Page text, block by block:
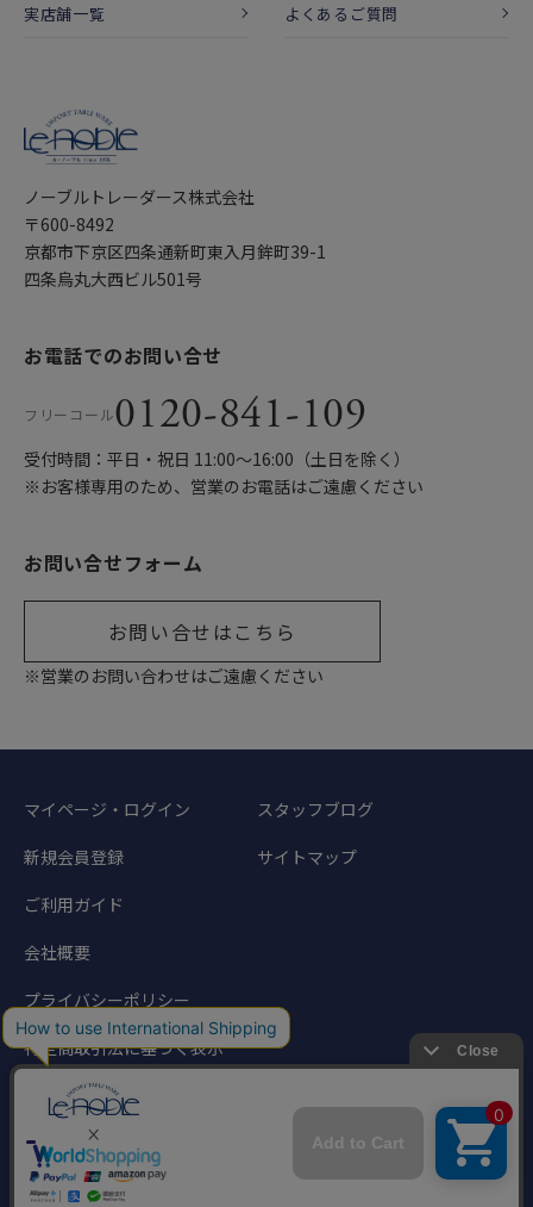
実店舗一覧 よくあるご質問
ノーブルトレーダース株式会社
〒600-8492
京都市下京区四条通新町東入月鉾町39-1
四条烏丸大西ビル501号
お電話でのお問い合せ
フリーコール0120-841-109
受付時間：平日・祝日 11:00〜16:00（土日を除く）
※お客様専用のため、営業のお電話はご遠慮ください
お問い合せフォーム
お問い合せはこちら
※営業のお問い合わせはご遠慮ください
マイページ・ログイン
新規会員登録
ご利用ガイド
会社概要
プライバシーポリシー
特定商取引法に基づく表示
スタッフブログ
サイトマップ